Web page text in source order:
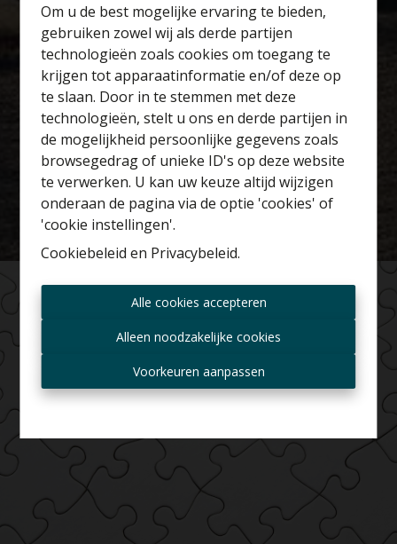
Om u de best mogelijke ervaring te bieden,
gebruiken zowel wij als derde partijen
technologieën zoals cookies om toegang te
krijgen tot apparaatinformatie en/of deze op
te slaan. Door in te stemmen met deze
technologieën, stelt u ons en derde partijen in
de mogelijkheid persoonlijke gegevens zoals
browsegedrag of unieke ID's op deze website
te verwerken. U kan uw keuze altijd wijzigen
onderaan de pagina via de optie 'cookies' of
'cookie instellingen'.
Cookiebeleid en Privacybeleid.
Alle cookies accepteren
Alleen noodzakelijke cookies
Voorkeuren aanpassen
Benieuwd naar de
waarde van je huis?
Gratis schatting
Altijd als eerste op de
hoogte zijn van nieuwe
aanbiedingen?
Ontvang aanbod per mail